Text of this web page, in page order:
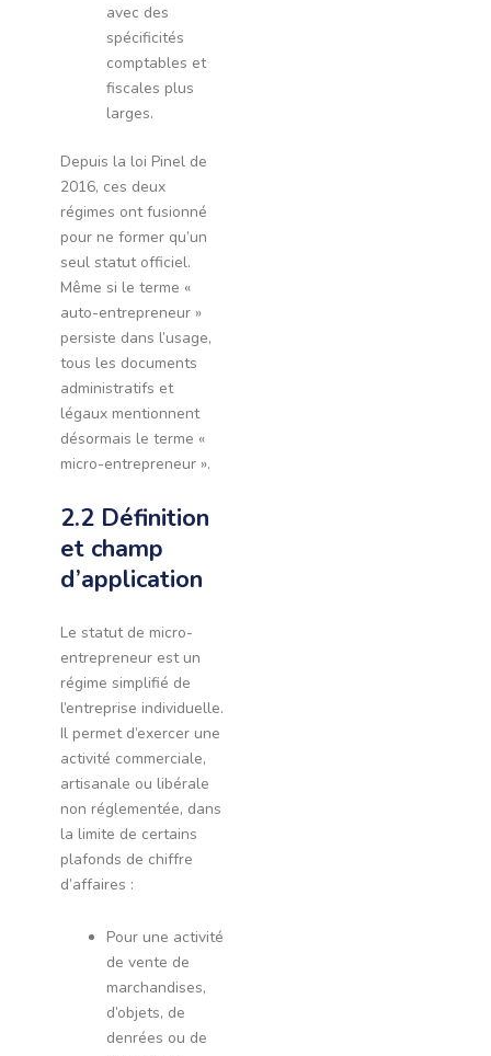
avec des
spécificités
comptables et
fiscales plus
larges.
Depuis la loi Pinel de
2016, ces deux
régimes ont fusionné
pour ne former qu’un
seul statut officiel.
Même si le terme «
auto-entrepreneur »
persiste dans l’usage,
tous les documents
administratifs et
légaux mentionnent
désormais le terme «
micro-entrepreneur ».
2.2 Définition
et champ
d’application
Le statut de micro-
entrepreneur est un
régime simplifié de
l’entreprise individuelle.
Il permet d’exercer une
activité commerciale,
artisanale ou libérale
non réglementée, dans
la limite de certains
plafonds de chiffre
d’affaires :
Pour une activité
de vente de
marchandises,
d’objets, de
denrées ou de